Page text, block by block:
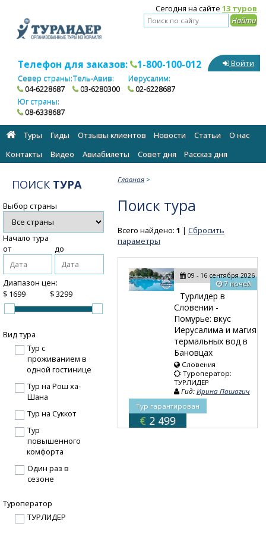
Сегодня на сайте 13 туров
Телефон для заказов: 1-800-100-012
Север страны:
04-6228687
Тель-Авив:
03-6280300
Иерусалим:
02-6228687
Юг страны:
08-6338687
Войти
Туры Гиды Отзывы клиентов Новости Статьи
О нас
Контакты
Видео Авиабилеты Cовет дня Рассказ дня
Главная >
Поиск тура
Всего найдено:1 |Сбросить
параметры
09 - 16 сентября 2026
7 ночей
Турлидер в
Словении -
Помурье: вкус
Иерусалима и магия
термальных вод в
Бановцах
Словения
Туроператор:
ТУРЛИДЕР
Гид: Ирина Пашагич
Тур гарантирован
€ 2 499
ПОИСК ТУРА
Выбор страны
Начало тура
от
до
Диапазон цен:
$
$
Вид тура
Тур с
проживанием в
одной гостинице
Тур на Рош ха-
Шана
Тур на Суккот
Тур
повышенного
комфорта
Один раз в
сезоне
Туроператор
ТУРЛИДЕР